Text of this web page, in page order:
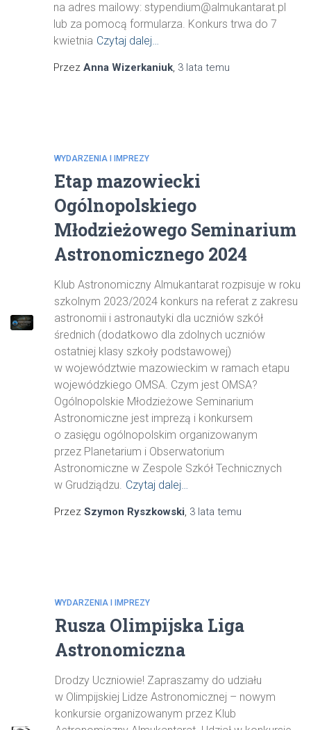
na adres mailowy: stypendium@almukantarat.pl
lub za pomocą formularza. Konkurs trwa do 7
kwietnia Czytaj dalej…
PrzezAnna Wizerkaniuk, 3 lata temu
WYDARZENIA I IMPREZY
Etap mazowiecki
Ogólnopolskiego
Młodzieżowego Seminarium
Astronomicznego 2024
Klub Astronomiczny Almukantarat rozpisuje w roku
szkolnym 2023/2024 konkurs na referat z zakresu
astronomii i astronautyki dla uczniów szkół
średnich (dodatkowo dla zdolnych uczniów
ostatniej klasy szkoły podstawowej)
w województwie mazowieckim w ramach etapu
wojewódzkiego OMSA. Czym jest OMSA?
Ogólnopolskie Młodzieżowe Seminarium
Astronomiczne jest imprezą i konkursem
o zasięgu ogólnopolskim organizowanym
przez Planetarium i Obserwatorium
Astronomiczne w Zespole Szkół Technicznych
w Grudziądzu. Czytaj dalej…
Przez Szymon Ryszkowski, 3 lata temu
WYDARZENIA I IMPREZY
Rusza Olimpijska Liga
Astronomiczna
Drodzy Uczniowie! Zapraszamy do udziału
w Olimpijskiej Lidze Astronomicznej – nowym
konkursie organizowanym przez Klub